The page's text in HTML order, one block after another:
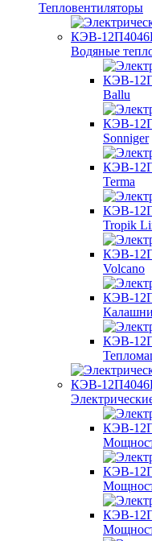
Тепловентиляторы
Водяные
Ballu
Sonniger
Terma
Tropik
Volcano